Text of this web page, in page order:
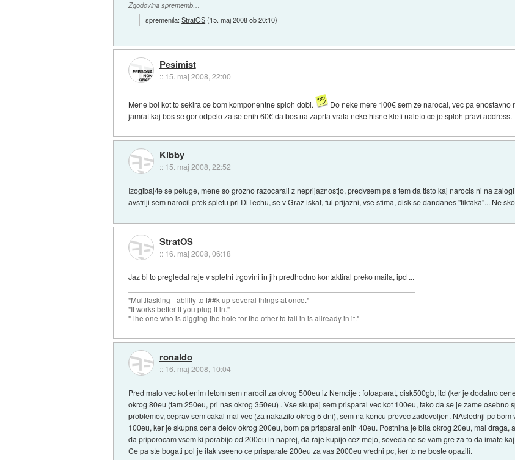
Zgodovina sprememb…
spremenila:StratOS(15. maj 2008 ob 20:10)
Pesimist
:: 15. maj 2008, 22:00
Mene bol kot to sekira ce bom komponentne sploh dobi.
Do neke mere 100€ sem ze narocal, vec pa
jamrat kaj bos se gor odpelo za se enih 60€ da bos na zaprta vrata neke hisne kleti naleto ce je sploh pravi address.
Kibby
:: 15. maj 2008, 22:52
Izogibaj/te se peluge, mene so grozno razocarali z neprijaznostjo, predvsem pa s tem da tisto kaj narocis ni na
avstriji sem narocil prek spletu pri DiTechu, se v Graz iskat, ful prijazni, vse stima, disk se dandanes "tiktaka"... Ne
StratOS
:: 16. maj 2008, 06:18
Jaz bi to pregledal raje v spletni trgovini in jih predhodno kontaktiral preko maila, ipd ...
"Multitasking - ability to f##k up several things at once."
"It works better if you plug it in."
"The one who is digging the hole for the other to fall in is allready in it."
ronaldo
:: 16. maj 2008, 10:04
Pred malo vec kot enim letom sem narocil za okrog 500eu iz Nemcije : fotoaparat, disk500gb, itd (ker je dodatno
okrog 80eu (tam 250eu, pri nas okrog 350eu) . Vse skupaj sem prisparal vec kot 100eu, tako da se je zame osebno
problemov, ceprav sem cakal mal vec (za nakazilo okrog 5 dni), sem na koncu prevec zadovoljen. NAslednji pc
100eu, ker je skupna cena delov okrog 200eu, bom pa prisparal enih 40eu. Postnina je bila okrog 20eu, mal draga,
da priporocam vsem ki porabijo od 200eu in naprej, da raje kupijo cez mejo, seveda ce se vam gre za to da imate
Ce pa ste bogati pol je itak vseeno ce prisparate 200eu za vas 2000eu vredni pc, ker to ne boste opazili.